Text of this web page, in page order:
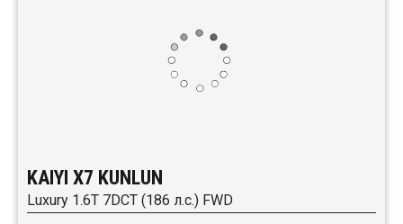
KAIYI X7 KUNLUN
Luxury 1.6T 7DCT (186 л.с.) FWD